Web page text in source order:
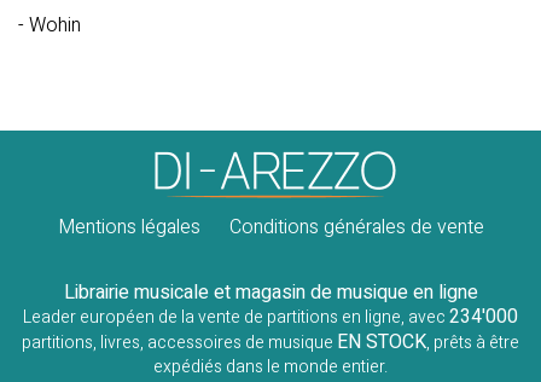
- Wohin
Mentions légales Conditions générales de vente
Librairie musicale et magasin de musique en ligne
Leader européen de la vente de partitions en ligne, avec234'000
partitions, livres, accessoires de musique EN STOCK, prêts à être
expédiés dans le monde entier.